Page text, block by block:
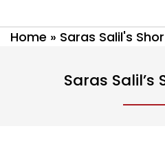
Home » Saras Salil's
Saras Salil’s